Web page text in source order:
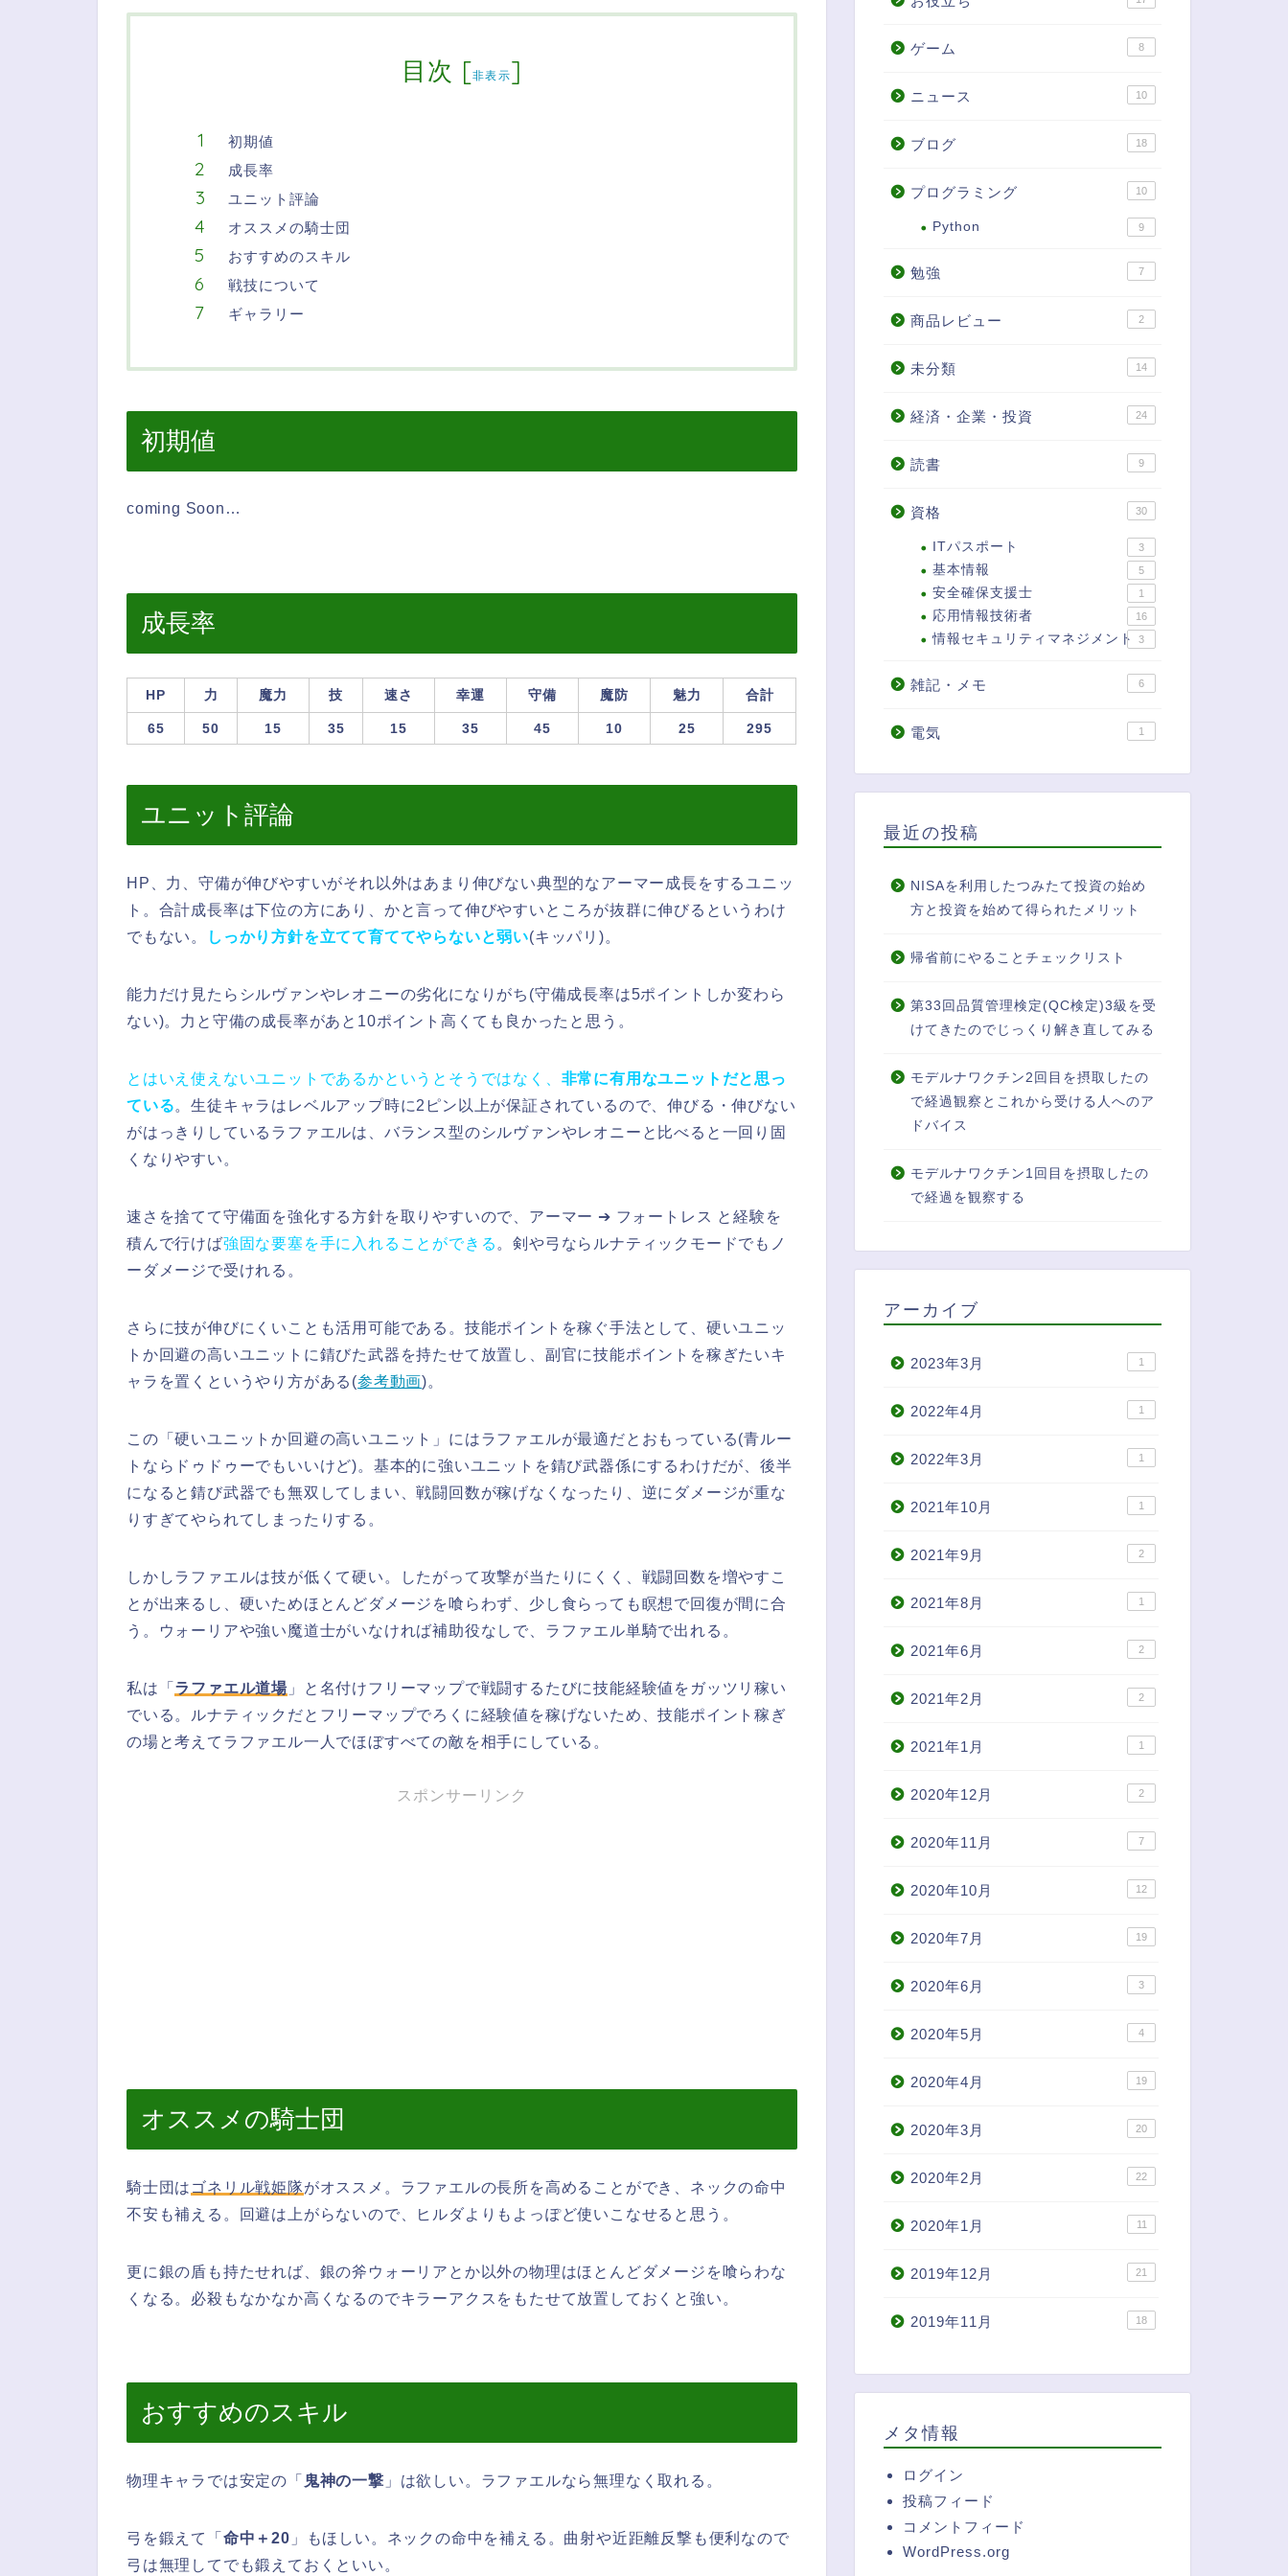
目次 [非表示]
初期値
成長率
ユニット評論
オススメの騎士団
おすすめのスキル
戦技について
ギャラリー
初期値
coming Soon…
成長率
HP 力 魔力 技 速さ 幸運 守備 魔防 魅力 合計
65 50 15 35 15 35 45 10 25 295
ユニット評論
HP、力、守備が伸びやすいがそれ以外はあまり伸びない典型的なアーマー成長をするユニッ
ト。合計成長率は下位の方にあり、かと言って伸びやすいところが抜群に伸びるというわけ
でもない。
しっかり方針を立てて育ててやらないと弱い(キッパリ)。
能力だけ見たらシルヴァンやレオニーの劣化になりがち(守備成長率は5ポイントしか変わら
ない)。力と守備の成長率があと10ポイント高くても良かったと思う。
とはいえ使えないユニットであるかというとそうではなく、 非常に有用なユニットだと思っ
ている。生徒キャラはレベルアップ時に2ピン以上が保証されているので、伸びる・伸びない
がはっきりしているラファエルは、バランス型のシルヴァンやレオニーと比べると一回り固
くなりやすい。
速さを捨てて守備面を強化する方針を取りやすいので、アーマー ➔ フォートレス と経験を
積んで行けば強固な要塞を手に入れることができる 。剣や弓ならルナティックモードでもノ
ーダメージで受けれる。
さらに技が伸びにくいことも活用可能である。技能ポイントを稼ぐ手法として、硬いユニッ
トか回避の高いユニットに錆びた武器を持たせて放置し、副官に技能ポイントを稼ぎたいキ
ャラを置くというやり方がある(参考動画)。
この「硬いユニットか回避の高いユニット」にはラファエルが最適だとおもっている(青ルー
トならドゥドゥーでもいいけど)。基本的に強いユニットを錆び武器係にするわけだが、後半
になると錆び武器でも無双してしまい、戦闘回数が稼げなくなったり、逆にダメージが重な
りすぎてやられてしまったりする。
しかしラファエルは技が低くて硬い。したがって攻撃が当たりにくく、戦闘回数を増やすこ
とが出来るし、硬いためほとんどダメージを喰らわず、少し食らっても瞑想で回復が間に合
う。ウォーリアや強い魔道士がいなければ補助役なしで、ラファエル単騎で出れる。
私は「 ラファエル道場 」と名付けフリーマップで戦闘するたびに技能経験値をガッツリ稼い
でいる。ルナティックだとフリーマップでろくに経験値を稼げないため、技能ポイント稼ぎ
の場と考えてラファエル一人でほぼすべての敵を相手にしている。
スポンサーリンク
オススメの騎士団
騎士団は ゴネリル戦姫隊がオススメ。ラファエルの長所を高めることができ、ネックの命中
不安も補える。回避は上がらないので、ヒルダよりもよっぽど使いこなせると思う。
更に銀の盾も持たせれば、銀の斧ウォーリアとか以外の物理はほとんどダメージを喰らわな
くなる。必殺もなかなか高くなるのでキラーアクスをもたせて放置しておくと強い。
おすすめのスキル
物理キャラでは安定の「 鬼神の一撃 」は欲しい。ラファエルなら無理なく取れる。
弓を鍛えて「 命中＋20 」もほしい。ネックの命中を補える。曲射や近距離反撃も便利なので
弓は無理してでも鍛えておくといい。
ゲーム 8
ニュース 10
ブログ 18
プログラミング 10
Python 9
勉強 7
商品レビュー 2
未分類 14
経済・企業・投資 24
読書 9
資格 30
ITパスポート 3
基本情報 5
安全確保支援士 1
応用情報技術者 16
情報セキュリティマネジメント 3
雑記・メモ 6
電気 1
最近の投稿
NISAを利用したつみたて投資の始め
方と投資を始めて得られたメリット
帰省前にやることチェックリスト
第33回品質管理検定(QC検定)3級を受
けてきたのでじっくり解き直してみる
モデルナワクチン2回目を摂取したの
で経過観察とこれから受ける人へのア
ドバイス
モデルナワクチン1回目を摂取したの
で経過を観察する
アーカイブ
2023年3月 1
2022年4月 1
2022年3月 1
2021年10月 1
2021年9月 2
2021年8月 1
2021年6月 2
2021年2月 2
2021年1月 1
2020年12月 2
2020年11月 7
2020年10月 12
2020年7月 19
2020年6月 3
2020年5月 4
2020年4月 19
2020年3月 20
2020年2月 22
2020年1月 11
2019年12月 21
2019年11月 18
メタ情報
ログイン
投稿フィード
コメントフィード
WordPress.org